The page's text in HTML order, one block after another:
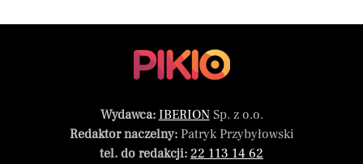
Wydawca: IBERIONSp. z o.o.
Redaktor naczelny:Patryk Przybyłowski
tel. do redakcji: 22 113 14 62